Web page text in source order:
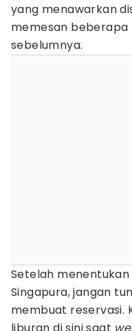
yang menawarkan
memesan beberapa
sebelumnya.
Setelah
Singapura, jangan
membuat reservasi.